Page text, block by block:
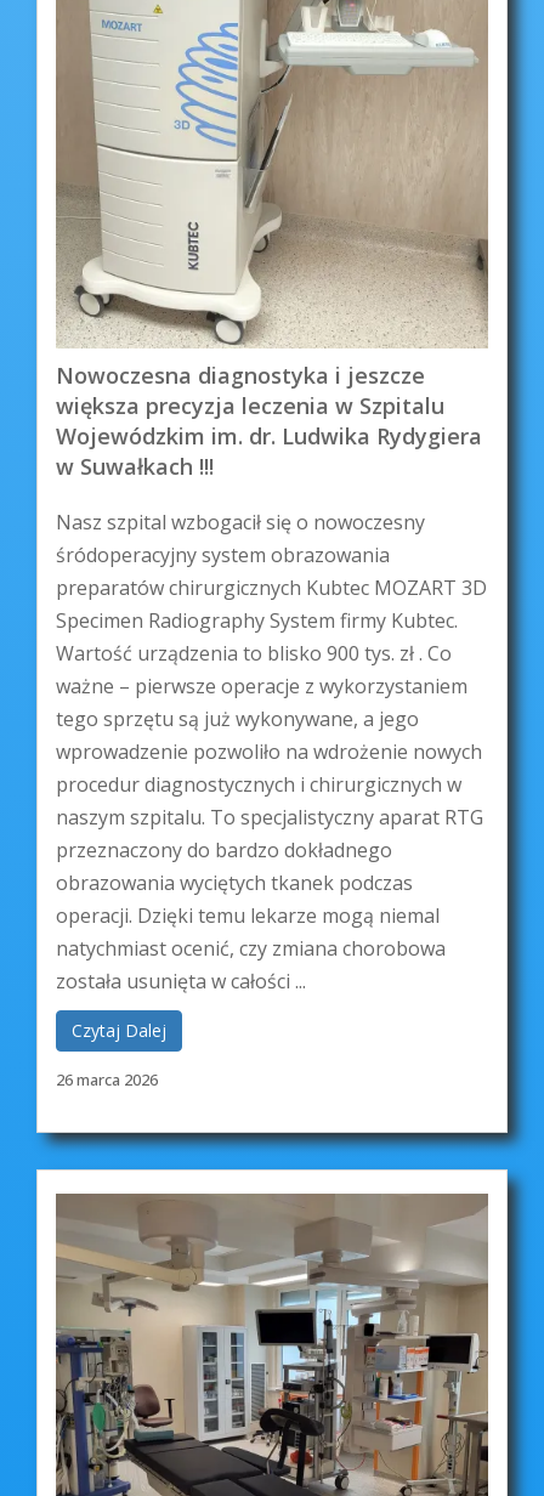
Nowoczesna diagnostyka i jeszcze
większa precyzja leczenia w Szpitalu
Wojewódzkim im. dr. Ludwika Rydygiera
w Suwałkach !!!
Nasz szpital wzbogacił się o nowoczesny
śródoperacyjny system obrazowania
preparatów chirurgicznych Kubtec MOZART 3D
Specimen Radiography System firmy Kubtec.
Wartość urządzenia to blisko 900 tys. zł . Co
ważne – pierwsze operacje z wykorzystaniem
tego sprzętu są już wykonywane, a jego
wprowadzenie pozwoliło na wdrożenie nowych
procedur diagnostycznych i chirurgicznych w
naszym szpitalu. To specjalistyczny aparat RTG
przeznaczony do bardzo dokładnego
obrazowania wyciętych tkanek podczas
operacji. Dzięki temu lekarze mogą niemal
natychmiast ocenić, czy zmiana chorobowa
została usunięta w całości ...
Czytaj Dalej
26 marca 2026